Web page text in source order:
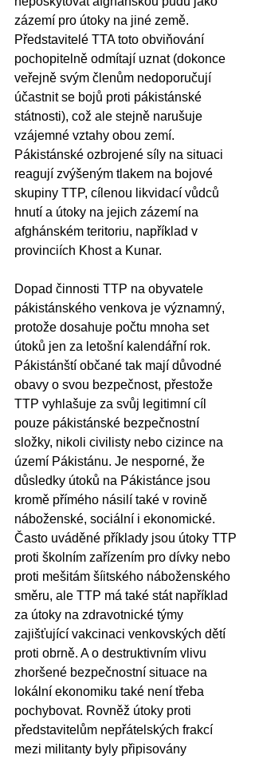
zázemí pro útoky na jiné země.
Představitelé TTA toto obviňování
pochopitelně odmítají uznat (dokonce
veřejně svým členům nedoporučují
účastnit se bojů proti pákistánské
státnosti), což ale stejně narušuje
vzájemné vztahy obou zemí.
Pákistánské ozbrojené síly na situaci
reagují zvýšeným tlakem na bojové
skupiny TTP, cílenou likvidací vůdců
hnutí a útoky na jejich zázemí na
afghánském teritoriu, například v
provinciích Khost a Kunar.
Dopad činnosti TTP na obyvatele
pákistánského venkova je významný,
protože dosahuje počtu mnoha set
útoků jen za letošní kalendářní rok.
Pákistánští občané tak mají důvodné
obavy o svou bezpečnost, přestože
TTP vyhlašuje za svůj legitimní cíl
pouze pákistánské bezpečnostní
složky, nikoli civilisty nebo cizince na
území Pákistánu. Je nesporné, že
důsledky útoků na Pákistánce jsou
kromě přímého násilí také v rovině
náboženské, sociální i ekonomické.
Často uváděné příklady jsou útoky TTP
proti školním zařízením pro dívky nebo
proti mešitám šíitského náboženského
směru, ale TTP má také stát například
za útoky na zdravotnické týmy
zajišťující vakcinaci venkovských dětí
proti obrně. A o destruktivním vlivu
zhoršené bezpečnostní situace na
lokální ekonomiku také není třeba
pochybovat. Rovněž útoky proti
představitelům nepřátelských frakcí
mezi militanty byly připisovány